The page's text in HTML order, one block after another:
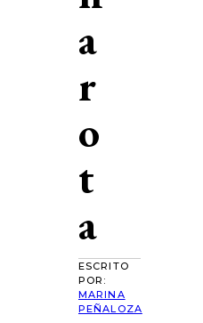
a
r
o
t
a
ESCRITO
POR:
MARINA
PEÑALOZA